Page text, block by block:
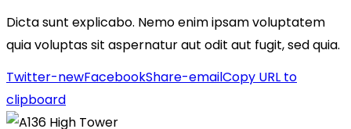
Dicta sunt explicabo. Nemo enim ipsam voluptatem
quia voluptas sit aspernatur aut odit aut fugit, sed quia.
Twitter-newFacebookShare-emailCopy URL to
clipboard